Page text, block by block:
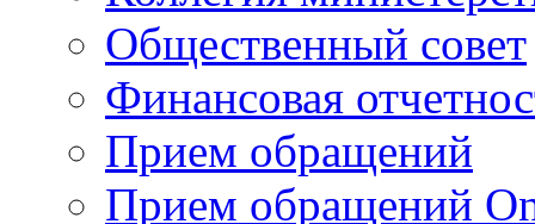
Общественный совет
Финансовая
Прием обращений
Прием обращений